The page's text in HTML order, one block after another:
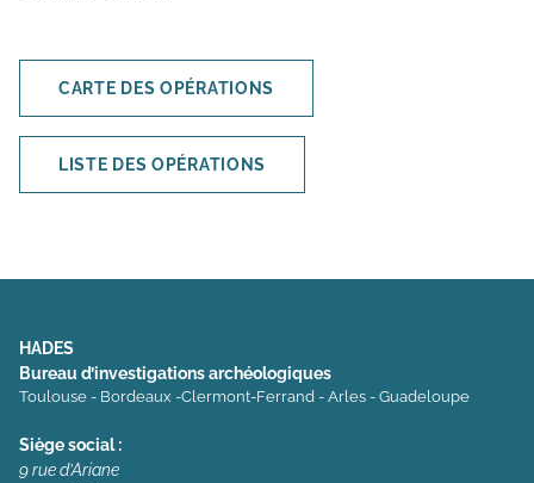
CARTE DES OPÉRATIONS
LISTE DES OPÉRATIONS
HADES
Bureau d’investigations archéologiques
Toulouse - Bordeaux -Clermont-Ferrand - Arles - Guadeloupe
Siège social :
9 rue d’Ariane